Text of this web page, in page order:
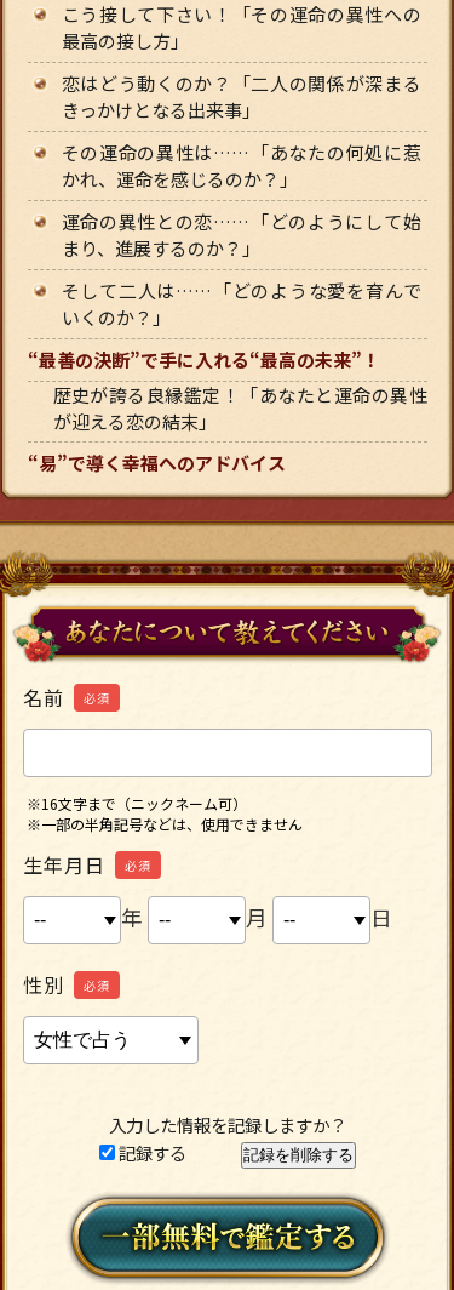
こう接して下さい！「その運命の異性への
最高の接し方」
恋はどう動くのか？「二人の関係が深まる
きっかけとなる出来事」
その運命の異性は……「あなたの何処に惹
かれ、運命を感じるのか？」
運命の異性との恋……「どのようにして始
まり、進展するのか？」
そして二人は……「どのような愛を育んで
いくのか？」
“最善の決断”で手に入れる“最高の未来”！
歴史が誇る良縁鑑定！「あなたと運命の異性
が迎える恋の結末」
“易”で導く幸福へのアドバイス
名前 必須
※16文字まで（ニックネーム可）
※一部の半角記号などは、使用できません
生年月日 必須
年 月 日
性別 必須
入力した情報を記録しますか？
記録する